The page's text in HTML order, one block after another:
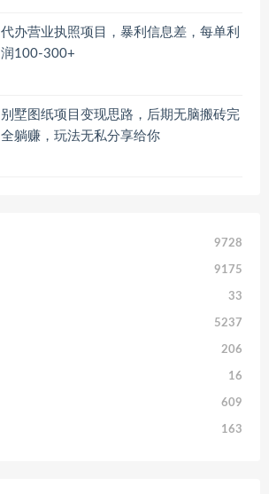
代办营业执照项目，暴利信息差，每单利
润100-300+
别墅图纸项目变现思路，后期无脑搬砖完
全躺赚，玩法无私分享给你
9728
9175
33
5237
206
16
609
163